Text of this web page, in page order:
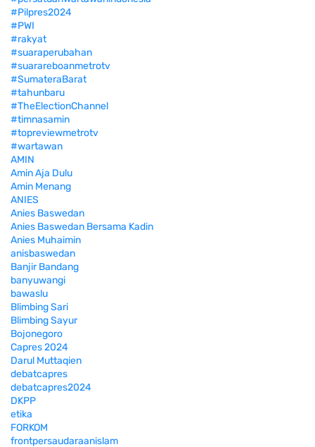
#Pilpres2024
#PWI
#rakyat
#suaraperubahan
#suarareboanmetrotv
#SumateraBarat
#tahunbaru
#TheElectionChannel
#timnasamin
#topreviewmetrotv
#wartawan
AMIN
Amin Aja Dulu
Amin Menang
ANIES
Anies Baswedan
Anies Baswedan Bersama Kadin
Anies Muhaimin
anisbaswedan
Banjir Bandang
banyuwangi
bawaslu
Blimbing Sari
Blimbing Sayur
Bojonegoro
Capres 2024
Darul Muttaqien
debatcapres
debatcapres2024
DKPP
etika
FORKOM
frontpersaudaraanislam